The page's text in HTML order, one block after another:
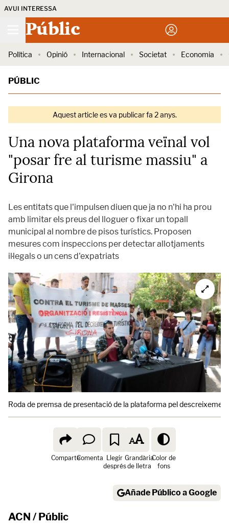
AVUI INTERESSA
Públic
Política Opinió Internacional Societat Economia
PÚBLIC
Aquest article es va publicar fa 2 anys.
Una nova plataforma veïnal vol
"posar fre al turisme massiu" a
Girona
Les entitats que l'impulsen diuen que ja no n'hi ha prou
amb limitar els preus del lloguer o fixar un topall
municipal al nombre de pisos turístics. Proposen
mesures com inspeccions per detectar allotjaments
il·legals o un cens d'expatriats
Roda de premsa de presentació de la plataforma pel
ComparteComenta Llegir
després
Grandària
de lletra
Color de
fons
Añade Público a Google
ACN / Públic